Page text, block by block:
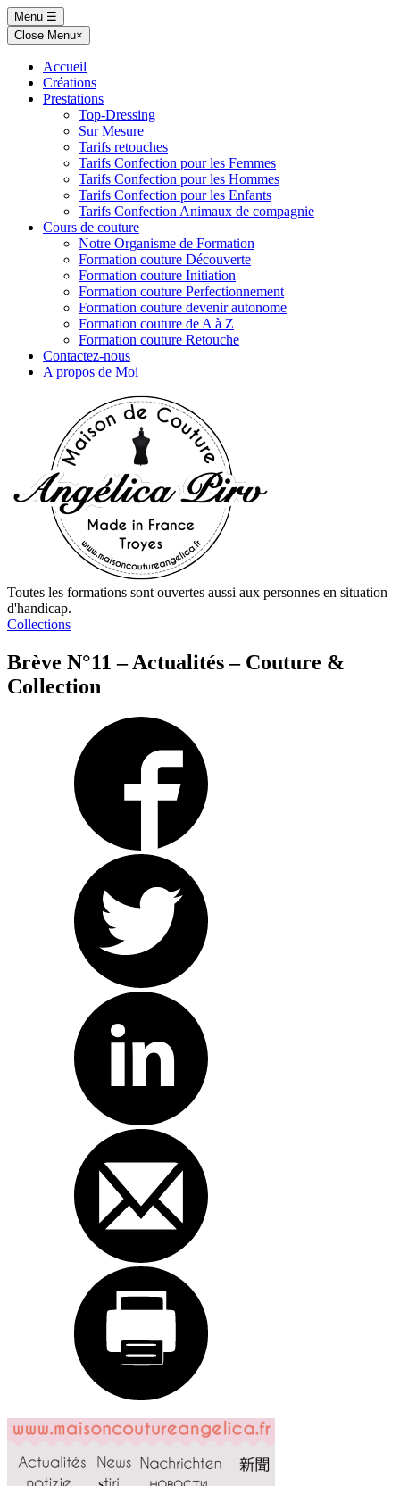
Skip
to
content
Menu ☰
Close Menu×
Accueil
Créations
Prestations
Top-Dressing
Sur Mesure
Tarifs retouches
Tarifs Confection pour les Femmes
Tarifs Confection pour les Hommes
Tarifs Confection pour les Enfants
Tarifs Confection Animaux de compagnie
Cours de couture
Notre Organisme de Formation
Formation couture Découverte
Formation couture Initiation
Formation couture Perfectionnement
Formation couture devenir autonome
Formation couture de A à Z
Formation couture Retouche
Contactez-nous
A propos de Moi
Toutes les formations sont ouvertes aussi aux personnes en situation
d'handicap.
Collections
Brève N°11 – Actualités – Couture &
Collection